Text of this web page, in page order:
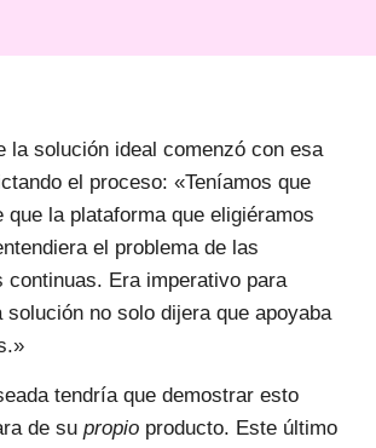
la solución ideal comenzó con esa
el proceso: «Teníamos que
que la plataforma que eligiéramos
el problema de las
continuas. Era imperativo para
solución no solo dijera que apoyaba
tendría que demostrar esto
de su propio producto. Este último